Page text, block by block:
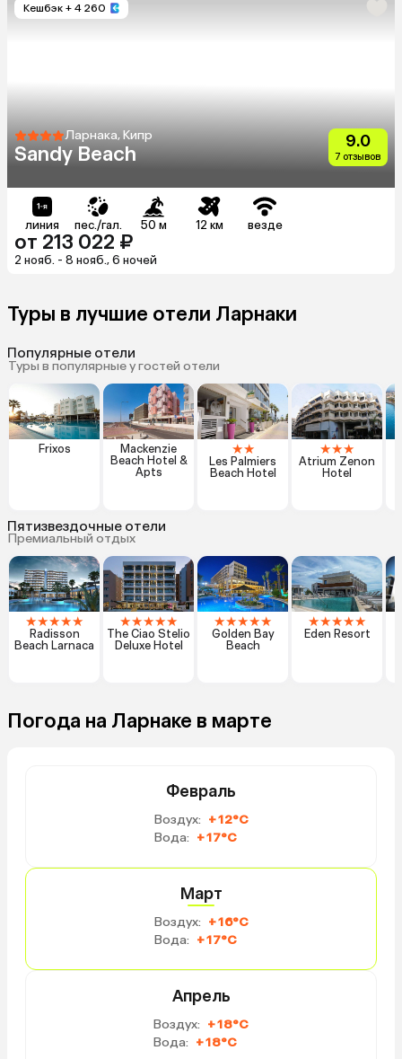
Кешбэк + 4 260
Ларнака, Кипр
Sandy Beach
9.0
7 отзывов
линия пес./гал. 50 м 12 км везде
от 213 022 ₽
2 нояб. - 8 нояб., 6 ночей
Туры в лучшие отели Ларнаки
Популярные отели
Туры в популярные у гостей отели
Frixos
Mackenzie
Beach Hotel &
Apts
★★
Les Palmiers
Beach Hotel
★★★
Atrium Zenon
Hotel
Пятизвездочные отели
Премиальный отдых
★★★★★
Radisson
Beach Larnaca
★★★★★
The Ciao Stelio
Deluxe Hotel
★★★★★
Golden Bay
Beach
★★★★★
Eden Resort
Погода на Ларнаке в марте
Февраль
Воздух: +12°C
Вода: +17°C
Март
Воздух: +16°C
Вода: +17°C
Апрель
Воздух: +18°C
Вода: +18°C